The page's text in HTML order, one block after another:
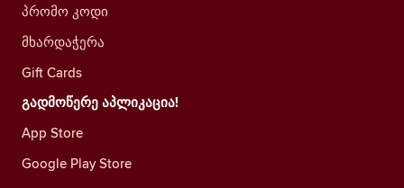
პრომო კოდი
მხარდაჭერა
Gift Cards
გადმოწერე აპლიკაცია!
App Store
Google Play Store